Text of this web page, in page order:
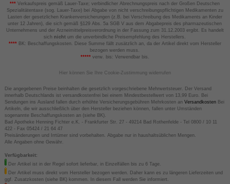
*** Verkaufspreis gemäß Lauer-Taxe; verbindlicher Abrechnungspreis nach der Großen Deutschen
Spezialitätentaxe (sog. Lauer-Taxe) bei Abgabe von nicht verschreibungspflichtigen Medikamenten zu
Lasten der gesetzlichen Krankenversicherungen (z.B. bei Verschreibung des Medikaments an Kinder
unter 12 Jahren), die sich gemäß §129 Abs. 5a SGB V aus dem Abgabepreis des pharmazeutischen
Unternehmens und der Arzneimittelpreisverordnung in der Fassung zum 31.12.2003 ergibt. Es handelt
sich nicht um die unverbindliche Preisempfehlung des Herstellers.
****BK: Beschaffungskosten. Diese Summe fällt zusätzlich an, da der Artikel direkt vom Hersteller
bezogen werden muss.
*****verw. bis: Verwendbar bis.
Hier können Sie Ihre Cookie-Zustimmung widerrufen
Die angegebenen Preise beinhalten die gesetzlich vorgeschriebene Mehrwertsteuer. Der Versand
innerhalb Deutschlands ist versandkostenfrei bei einem Mindestbestellwert von 13,99 Euro. Bei
Sendungen ins Ausland fallen durch erhöhte Versicherungsgebühren Mehrkosten an VersandkostenBei
Artikeln, die wir ausschließlich über den Hersteller beziehen können, fallen unter Umständen
sogenannte Beschaffungskosten an (siehe BK).
Bad Apotheke Henning Fichter e.K. - Frankfurter Str. 27 - 49214 Bad Rothenfelde - Tel 0800 / 10 11
422 - Fax 05424 / 21 64 47
Preisänderungen und Irrtümer sind vorbehalten. Abgabe nur in haushaltsüblichen Mengen.
Alle Angaben ohne Gewähr.
Verfügbarkeit:
Der Artikel ist in der Regel sofort lieferbar, in Einzelfällen bis zu 6 Tage.
Der Artikel muss direkt vom Hersteller bezogen werden. Daher kann es zu längeren Lieferzeiten und
ggf. Zusatzkosten (siehe BK) kommen. In diesem Fall werden Sie informiert.